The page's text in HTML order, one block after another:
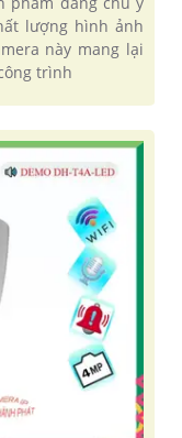
lượng hình ảnh
này mang lại
trình